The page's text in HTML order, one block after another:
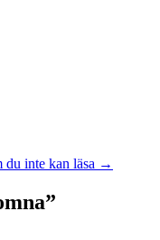
inte kan läsa →
”